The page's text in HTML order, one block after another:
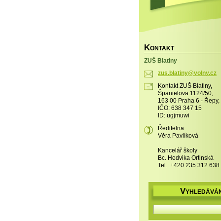
KONTAKT
ZUŠ Blatiny
zus.blatiny@volny.cz
Kontakt ZUŠ Blatiny,
Španielova 1124/50,
163 00 Praha 6 - Řepy,
IČO: 638 347 15
ID: ugjmuwi
Ředitelna
Věra Pavlíková
Kancelář školy
Bc. Hedvika Ortinská
Tel.: +420 235 312 638
V